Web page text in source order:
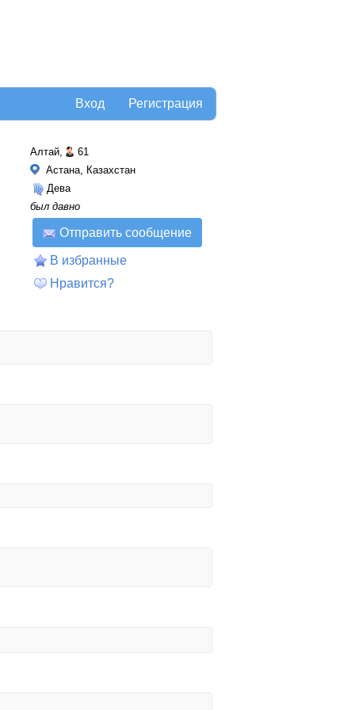
Регистрация
Вход
Алтай,
61
Астана, Казахстан
Дева
был давно
Отправить сообщение
В избранные
Нравится?